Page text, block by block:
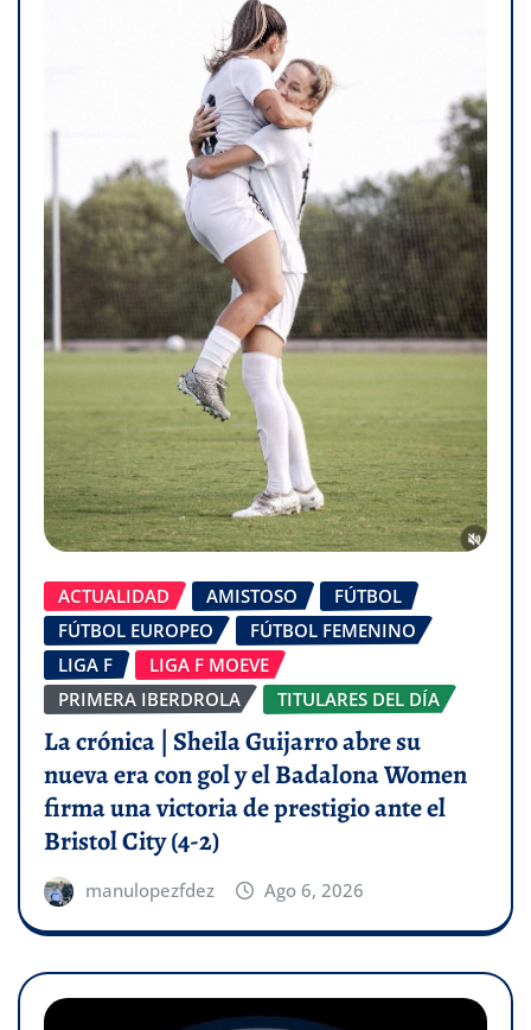
ACTUALIDAD AMISTOSO
FÚTBOL
FÚTBOL EUROPEO
FÚTBOL FEMENINO
LIGA F
LIGA F MOEVE
PRIMERA IBERDROLA
TITULARES DEL DÍA
La crónica | Sheila Guijarro abre su
nueva era con gol y el Badalona Women
firma una victoria de prestigio ante el
Bristol City (4-2)
manulopezfdez Ago 6, 2026